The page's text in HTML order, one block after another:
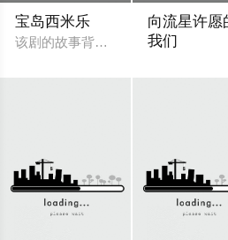
宝岛西米乐
该剧的故事背景在五、六○年代，是
向流星许愿
我们